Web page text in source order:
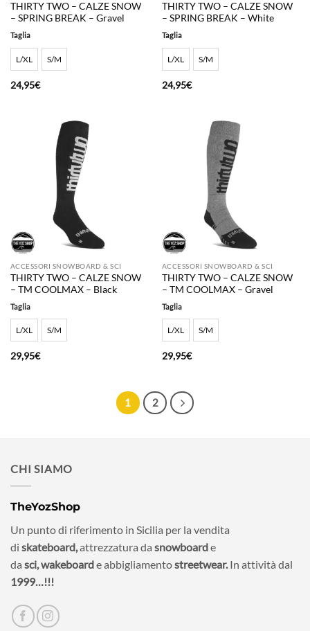
THIRTY TWO – CALZE SNOW
– SPRING BREAK – Gravel
Taglia
L/XL S/M
24,95€
THIRTY TWO – CALZE SNOW
– SPRING BREAK – White
Taglia
L/XL S/M
24,95€
ACCESSORI SNOWBOARD & SCI
THIRTY TWO – CALZE SNOW
– TM COOLMAX – Black
Taglia
L/XL S/M
29,95€
ACCESSORI SNOWBOARD & SCI
THIRTY TWO – CALZE SNOW
– TM COOLMAX – Gravel
Taglia
L/XL S/M
29,95€
1 2
CHI SIAMO
TheYozShop
Un punto di riferimento in Sicilia per la vendita
di skateboard,attrezzatura da snowboarde
da sci,wakeboarde abbigliamentostreetwear.In attività dal
1999…!!!